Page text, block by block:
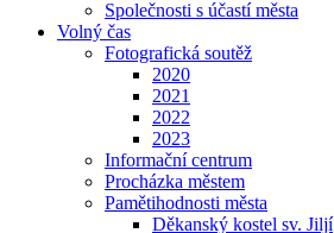
Společnosti s účastí města
Volný čas
Fotografická soutěž
2020
2021
2022
2023
Informační centrum
Procházka městem
Pamětihodnosti města
Děkanský kostel sv. Jiljí